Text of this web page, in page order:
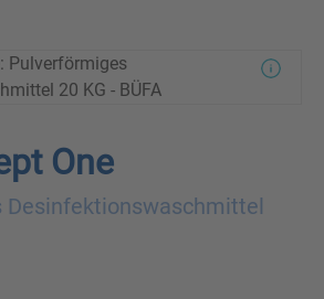
One
Desinfektionswaschmittel